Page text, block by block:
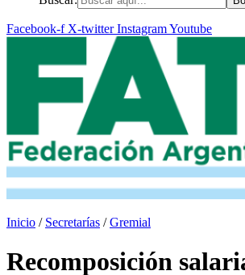
Facebook-f X-twitter InstagramYoutube
Inicio / Secretarías /Gremial
Recomposición